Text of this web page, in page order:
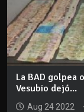
La BAD golpea
Vesubio dejó...
Aug 24 2022